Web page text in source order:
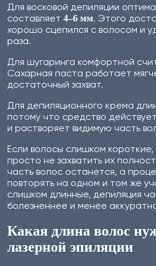
Для восковой депиляции
составляет 4–6 мм. Этого
хорошо сцепился с волосом и
раза.
Для шугаринга комфортной
Сахарная паста работает
достаточный захват.
Для депиляционного крема
потому что средство
и растворяет видимую часть
Если волосы слишком короткие,
просто не захватить их
часть волос останется, а
повторять на одном и том же
слишком длинные, депиляция
болезненнее и менее
Какая длина волос
лазерной эпиляции